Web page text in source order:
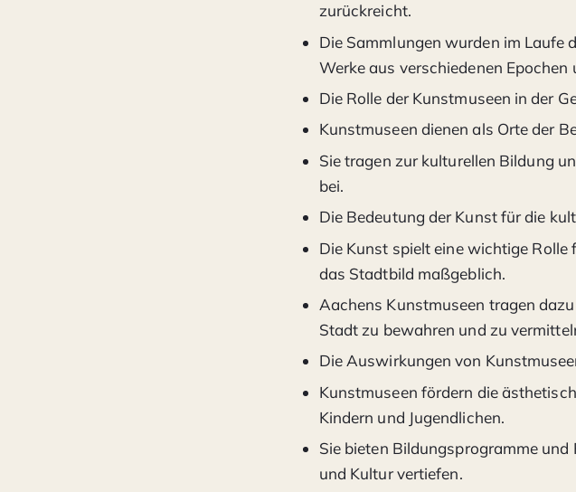
zurückreicht.
Die Sammlungen wurden im Laufe
Werke aus verschiedenen Epochen
Die Rolle der Kunstmuseen in der
Kunstmuseen dienen als Orte der
Sie tragen zur kulturellen Bildung
bei.
Die Bedeutung der Kunst für die
Die Kunst spielt eine wichtige
das Stadtbild maßgeblich.
Aachens Kunstmuseen tragen
Stadt zu bewahren und zu
Die Auswirkungen von
Kunstmuseen fördern die
Kindern und Jugendlichen.
Sie bieten Bildungsprogramme
und Kultur vertiefen.